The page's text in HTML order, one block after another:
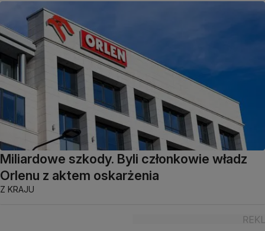
Miliardowe szkody. Byli członkowie władz
Orlenu z aktem oskarżenia
Z KRAJU